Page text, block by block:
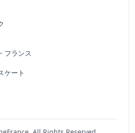
フランス
ケート